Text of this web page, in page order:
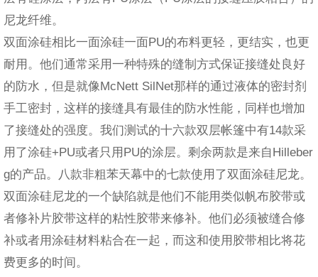
尼龙纤维。
双面涂硅相比一面涂硅一面PU的布料更轻，更结实，也更
耐用。他们通常采用一种特殊的缝制方式保证接缝处良好
的防水，但是就像McNett SilNet那样的通过液体的密封剂
手工密封，这样的接缝具有最佳的防水性能，同样也增加
了接缝处的强度。我们测试的十六款双层帐篷中有14款采
用了涂硅+PU或者只用PU的涂层。剩余两款是来自Hilleber
g的产品。八款非粗苯天幕中的七款使用了双面涂硅尼龙。
双面涂硅尼龙的一个缺陷就是他们不能用类似帆布胶带或
者修补片胶带这样的粘性胶带来修补。他们必须被缝合修
补或者用涂硅材料粘合在一起，而这和使用胶带相比将花
费更多的时间。